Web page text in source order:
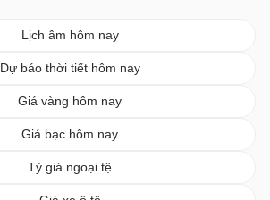
Lịch âm hôm nay
Dự báo thời tiết hôm nay
Giá vàng hôm nay
Giá bạc hôm nay
Tỷ giá ngoại tệ